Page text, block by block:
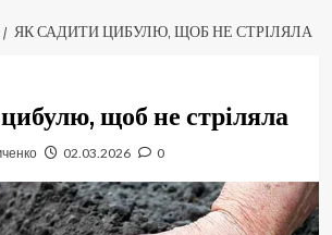
ЯК САДИТИ ЦИБУЛЮ, ЩОБ НЕ СТРІЛЯЛА
щоб не стріляла
02.03.2026 0